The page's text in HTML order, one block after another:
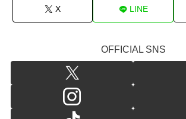
X LINE
OFFICIAL SNS